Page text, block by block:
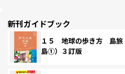
新刊ガイドブック
１５ 地球の歩き方 島
島①）３訂版